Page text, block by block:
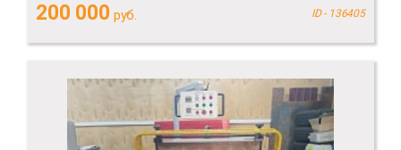
200 000 руб. ID - 136405